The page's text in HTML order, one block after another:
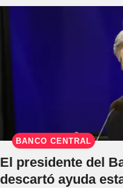
BANCO CENTRAL
El presidente del
descartó ayuda